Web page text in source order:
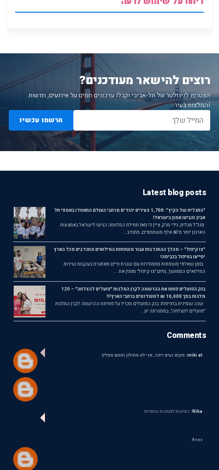
רוצים להישאר מעודכנים?
הצטרפו לניוזלטר של תל-אביבי וקבלו עדכונים חמים על אירועים, חדשות
והמלצות בעיר.
הרשמו עכשיו
Latest blog posts
"התגלית של הקיץ": 1,700 צעירים יהודים מרחבי העולם התאחדו באמפי תל
אביב והביעו אמון בישראל!
מנכ"ל תגלית, גידי מרק, ציין כי מאז תחילת המלחמה הגיעו לישראל באמצעות
הארגון יותר מ־60 אלף משתתפים, מתנדב...
"צו קיפול" – מהלך ההתנדבות עבור משפחות המילואים מתנדבים מכל הארץ
יסייעו בטיפול בכביסה!
בזמן שאלפי משפחות מתמודדות עם שגרת חיים מאתגרת בעקבות שירות
המילואים הממושך, מיזם "צו קיפול" מזמין את ...
בנק הפועלים פותח את ההרשמה לקרן המלגות "פועלים להצלחה" – 120
מלגות בסך 10,000 ₪ לסטודנטים ברחבי הארץ!!!
שנה שמינית ברציפות: בנק הפועלים מכריז על פתיחת ההרשמה לקרן המלגות
"פועלים להצלחה", במסגרתה יע...
Comments
miki at: מקום נעים ויפה , אני לא מחולון וממש ממליץ
Nika: רעיונות למתנות נחמדות
Anex